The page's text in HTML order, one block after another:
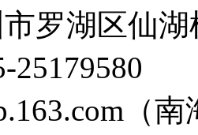
罗湖区仙
25179580
（南